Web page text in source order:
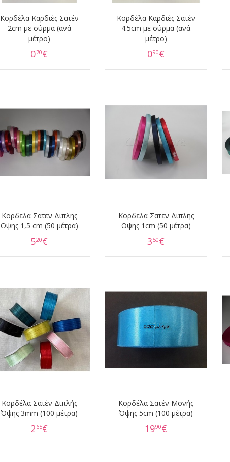
Κορδέλα Καρδιές Σατέν
2cm με σύρμα (ανά
μέτρο)
070€
Κορδέλα Καρδιές Σατέν
4.5cm με σύρμα (ανά
μέτρο)
090€
Κορδελα Σατεν Διπλης
Οψης 1,5 cm (50 μέτρα)
520€
Κορδελα Σατεν Διπλης
Οψης 1cm (50 μέτρα)
3 50€
Κορδέλα Σατέν Διπλής
Όψης 3mm (100 μέτρα)
2 65€
Κορδέλα Σατέν Μονής
Όψης 5cm (100 μέτρα)
1990€